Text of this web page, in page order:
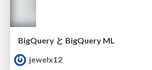
BigQuery と BigQuery ML
jewelx12